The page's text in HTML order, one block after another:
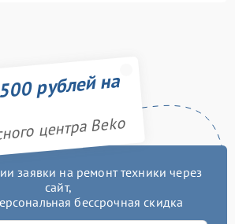
рублей на
центра Beko
заявки на ремонт техники через
сайт,
бессрочная скидка